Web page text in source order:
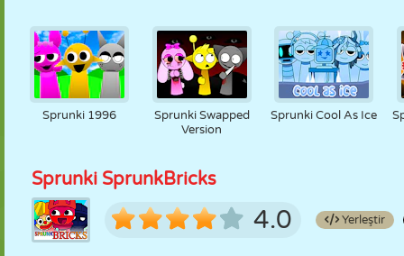
Sprunki 1996
Sprunki Swapped
Version
Sprunki Cool As Ice
Sprunki SprunkBricks
4.0 Yerleştir